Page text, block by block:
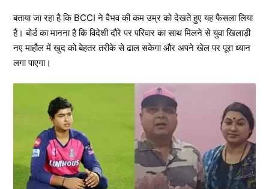
बताया जा रहा है कि BCCI ने वैभव की कम उम्र को देखते हुए यह फैसला लिया
है। बोर्ड का मानना है कि विदेशी दौरे पर परिवार का साथ मिलने से युवा खिलाड़ी
नए माहौल में खुद को बेहतर तरीके से ढाल सकेगा और अपने खेल पर पूरा ध्यान
लगा पाएगा।